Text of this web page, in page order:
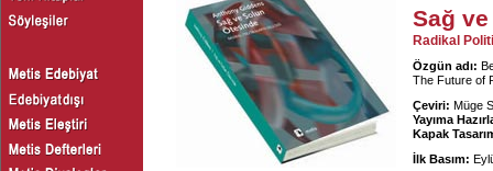
Sağ
Radikal
Özgün adı:
The Future of
Çeviri: Müge
Yayıma
Kapak
İlk Basım: